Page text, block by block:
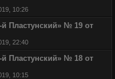
10:26
Пластунский» № 19 от
22:40
Пластунский» № 18 от
10:15